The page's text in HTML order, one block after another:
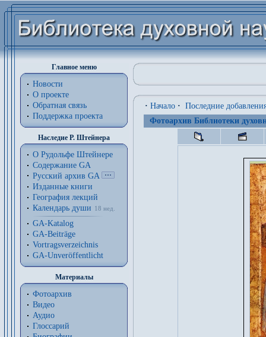
Главное меню
Новости
О проекте
Обратная связь
Поддержка проекта
Наследие Р. Штейнера
О Рудольфе Штейнере
Содержание GA
Русский архив GA
Изданные книги
География лекций
Календарь души
18 нед.
GA-Katalog
GA-Beiträge
Vortragsverzeichnis
GA-Unveröffentlicht
Материалы
Фотоархив
Видео
Аудио
Глоссарий
· Начало · Последние
Фотоархив Библиотеки